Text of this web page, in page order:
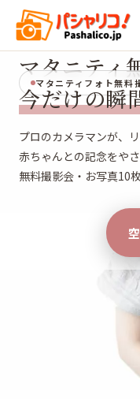
マタニティフォト無料
マタニティ
今だけの瞬
プロのカメラマンが、
赤ちゃんとの記念をや
無料撮影会・お写真10